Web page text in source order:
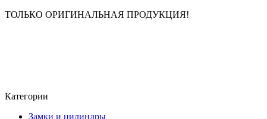
ТОЛЬКО ОРИГИНАЛЬНАЯ ПРОДУКЦИЯ!
Категории
Замки и цилиндры